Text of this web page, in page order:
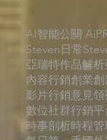
AI智能公關
Steven日常
亞瑞特作品解析
內容行銷創業創
影片行銷意見
數位社群行銷平
時事剖析時程管